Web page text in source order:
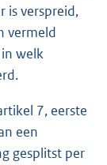
is verspreid,
vermeld
welk
7, eerste
een
gesplitst per